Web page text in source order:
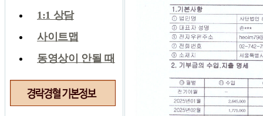
1:1 상담
사이트맵
동영상이 안될 때